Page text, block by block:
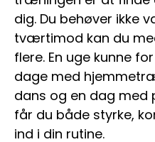
dig. Du behøver ikke
tværtimod kan du
flere. En uge kunne
dage med
dans og en dag med
får du både styrke,
ind i din rutine.